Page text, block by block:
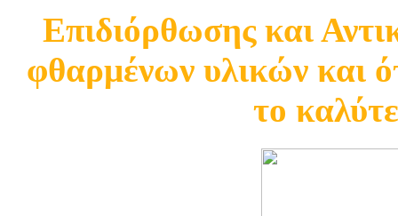
Επιδιόρθωσης και
φθαρμένων υλικών και
το